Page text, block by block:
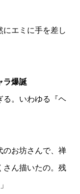
にエミに手を差し
ラ爆誕
る。いわゆる『ヘ
のお坊さんで、禅
さん描いたの。残